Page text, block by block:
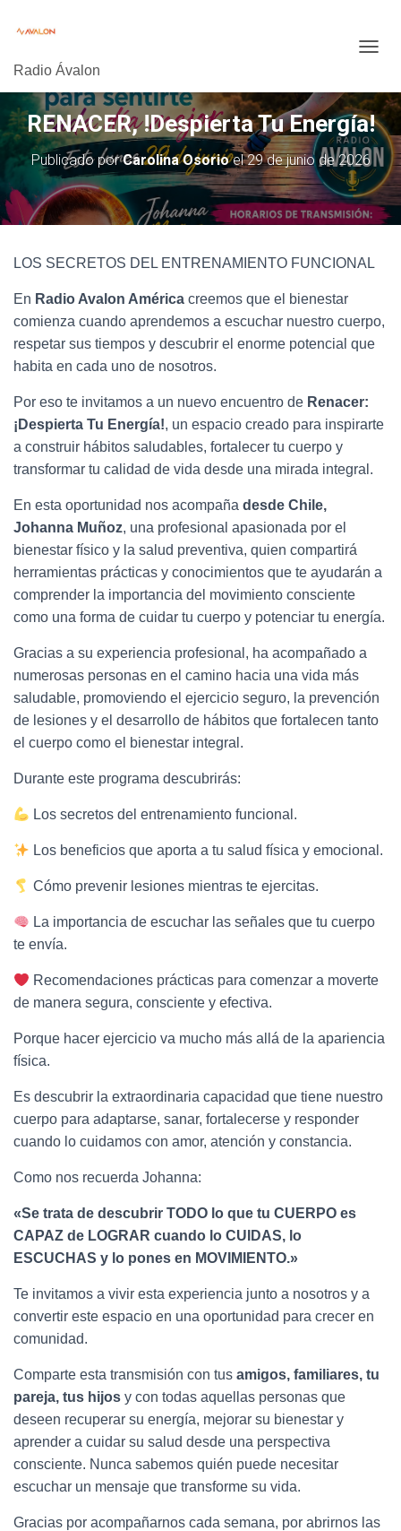
Radio Ávalon
M
B
I
A
R
M
O
D
E
G
Ó
RENACER, !Despierta Tu Energía!
Publicado porCarolina Osorioel29 de junio de 2026
LOS SECRETOS DEL ENTRENAMIENTO FUNCIONAL
En Radio Avalon América creemos que el bienestar
comienza cuando aprendemos a escuchar nuestro cuerpo,
respetar sus tiempos y descubrir el enorme potencial que
habita en cada uno de nosotros.
Por eso te invitamos a un nuevo encuentro de Renacer:
¡Despierta Tu Energía!, un espacio creado para inspirarte
a construir hábitos saludables, fortalecer tu cuerpo y
transformar tu calidad de vida desde una mirada integral.
En esta oportunidad nos acompaña desde Chile,
Johanna Muñoz, una profesional apasionada por el
bienestar físico y la salud preventiva, quien compartirá
herramientas prácticas y conocimientos que te ayudarán a
comprender la importancia del movimiento consciente
como una forma de cuidar tu cuerpo y potenciar tu energía.
Gracias a su experiencia profesional, ha acompañado a
numerosas personas en el camino hacia una vida más
saludable, promoviendo el ejercicio seguro, la prevención
de lesiones y el desarrollo de hábitos que fortalecen tanto
el cuerpo como el bienestar integral.
Durante este programa descubrirás:
Los secretos del entrenamiento funcional.
Los beneficios que aporta a tu salud física y emocional.
Cómo prevenir lesiones mientras te ejercitas.
La importancia de escuchar las señales que tu cuerpo
te envía.
Recomendaciones prácticas para comenzar a moverte
de manera segura, consciente y efectiva.
Porque hacer ejercicio va mucho más allá de la apariencia
física.
Es descubrir la extraordinaria capacidad que tiene nuestro
cuerpo para adaptarse, sanar, fortalecerse y responder
cuando lo cuidamos con amor, atención y constancia.
Como nos recuerda Johanna:
«Se trata de descubrir TODO lo que tu CUERPO es
CAPAZ de LOGRAR cuando lo CUIDAS, lo
ESCUCHAS y lo pones en MOVIMIENTO.»
Te invitamos a vivir esta experiencia junto a nosotros y a
convertir este espacio en una oportunidad para crecer en
comunidad.
Comparte esta transmisión con tus amigos, familiares, tu
pareja, tus hijos y con todas aquellas personas que
deseen recuperar su energía, mejorar su bienestar y
aprender a cuidar su salud desde una perspectiva
consciente. Nunca sabemos quién puede necesitar
escuchar un mensaje que transforme su vida.
Gracias por acompañarnos cada semana, por abrirnos las